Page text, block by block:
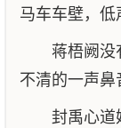
马车车壁，低
蒋梧阙没
不清的一声鼻
封禹心道